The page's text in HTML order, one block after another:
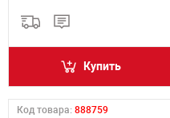
Купить
Код товара: 888759